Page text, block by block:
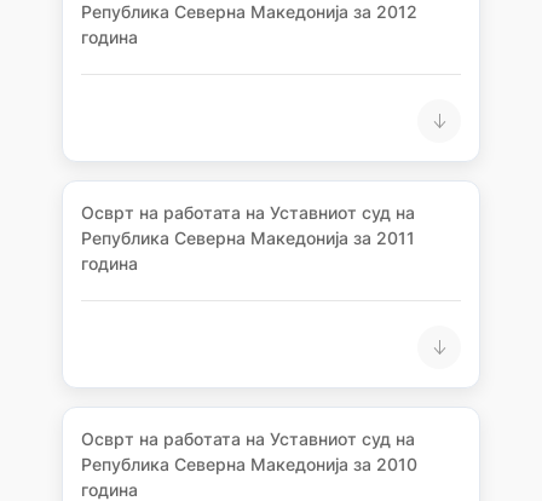
Република Северна Македонија за 2012
година
Осврт на работата на Уставниот суд на
Република Северна Македонија за 2011
година
Осврт на работата на Уставниот суд на
Република Северна Македонија за 2010
година